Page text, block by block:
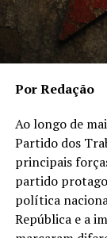
da Feira das
Por Redação
Ao longo de
Partido dos
principais
partido
política
República e a